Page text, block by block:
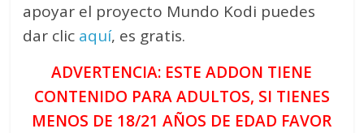
apoyar el proyecto Mundo Kodi puedes
dar clic aquí, es gratis.
ADVERTENCIA: ESTE ADDON TIENE
CONTENIDO PARA ADULTOS, SI TIENES
MENOS DE 18/21 AÑOS DE EDAD FAVOR